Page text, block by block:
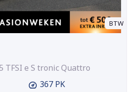
BTW
TFSI e S tronic Quattro
367 PK